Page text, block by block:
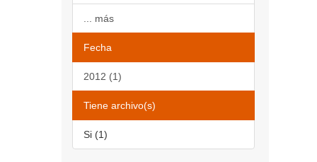
... más
Fecha
2012 (1)
Tiene archivo(s)
Si (1)